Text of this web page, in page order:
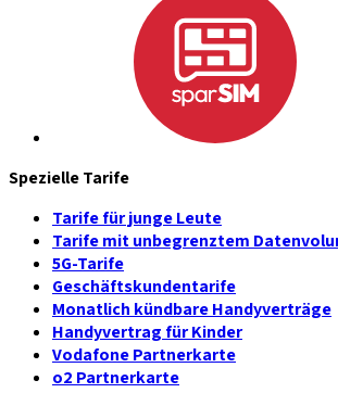
Spezielle Tarife
Tarife für junge Leute
Tarife mit unbegrenztem
5G-Tarife
Geschäftskundentarife
Monatlich kündbare Handyverträge
Handyvertrag für Kinder
Vodafone Partnerkarte
o2 Partnerkarte